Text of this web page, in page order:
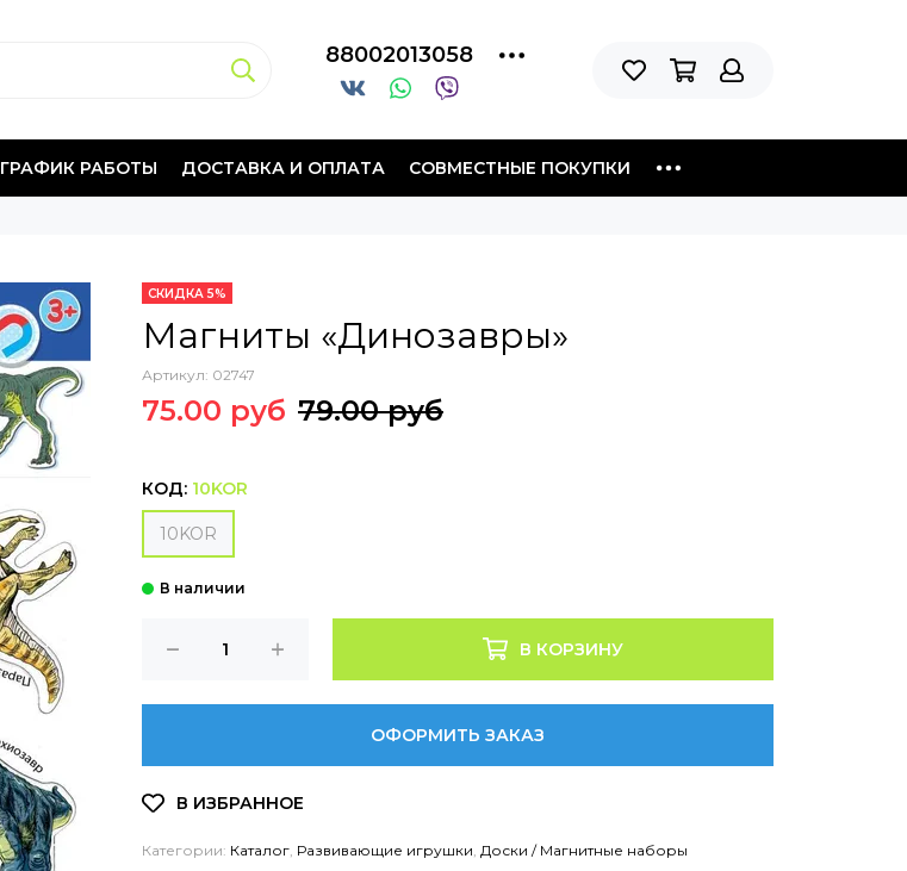
88002013058
ГРАФИК РАБОТЫ ДОСТАВКА И ОПЛАТА СОВМЕСТНЫЕ ПОКУПКИ
СКИДКА 5%
Магниты «Динозавры»
Артикул: 02747
75.00 руб 79.00 руб
КОД: 10KOR
10KOR
В КОРЗИНУ
ОФОРМИТЬ ЗАКАЗ
Категории: Каталог Развивающие игрушки Доски / Магнитные наборы